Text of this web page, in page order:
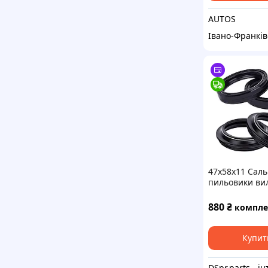
AUTOS
Івано-
47х58х11
пильовики
880₴ комплект